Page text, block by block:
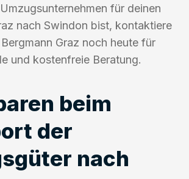
für deinen
nach Swindon bist, kontaktiere
Graz noch heute für
und kostenfreie Beratung.
beim
der
nach